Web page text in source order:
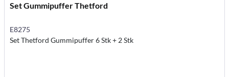
Set Gummipuffer Thetford
E8275
Set Thetford Gummipuffer 6 Stk + 2 Stk